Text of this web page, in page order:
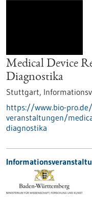
Medical Device
Diagnostika
Stuttgart,
https://www.bio-
veranstaltungen/
diagnostika